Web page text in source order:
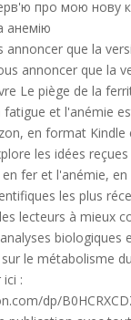
annoncer que la